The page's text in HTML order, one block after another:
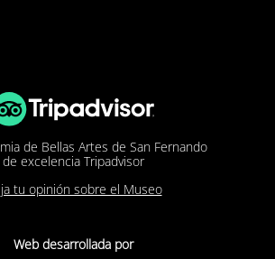
de Bellas Artes de San Fernando
excelencia Tripadvisor
tu opinión sobre el Museo
Web desarrollada por